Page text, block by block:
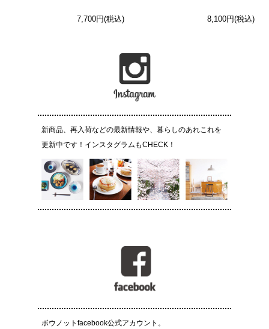
7,700円(税込) 8,100円(税込)
新商品、再入荷などの最新情報や、暮らしのあれこれを
更新中です！インスタグラムもCHECK！
ボウノットfacebook公式アカウント。